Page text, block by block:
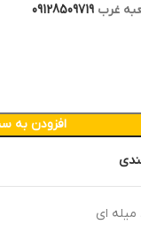
غرب09128509719
افزودن به
میله ای